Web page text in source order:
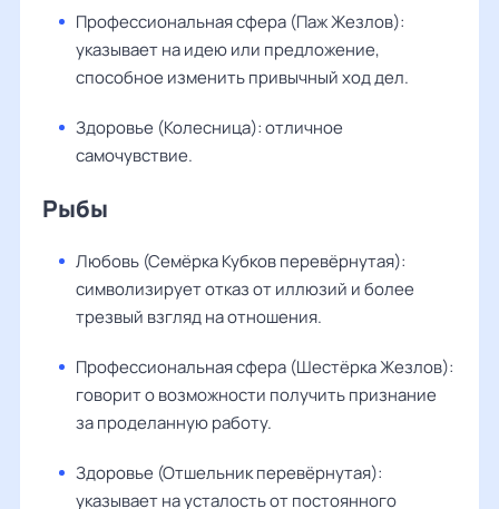
Профессиональная сфера (Паж Жезлов):
указывает на идею или предложение,
способное изменить привычный ход дел.
Здоровье (Колесница): отличное
самочувствие.
Рыбы
Любовь (Семёрка Кубков перевёрнутая):
символизирует отказ от иллюзий и более
трезвый взгляд на отношения.
Профессиональная сфера (Шестёрка Жезлов):
говорит о возможности получить признание
за проделанную работу.
Здоровье (Отшельник перевёрнутая):
указывает на усталость от постоянного